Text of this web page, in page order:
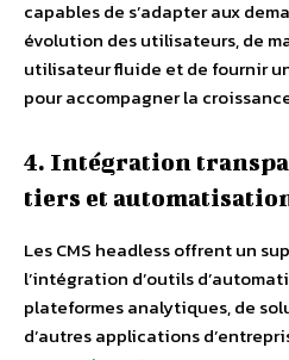
capables de s’adapter aux
évolution des utilisateurs, de
utilisateur fluide et de fournir
pour accompagner la
4. Intégration
tiers et
Les CMS headless offrent un
l’intégration d’outils
plateformes analytiques, de
d’autres applications